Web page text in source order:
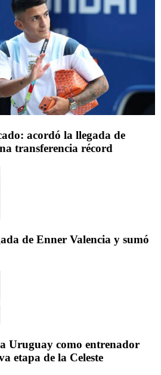
acordó la llegada de
transferencia récord
de Enner Valencia y sumó
Uruguay como entrenador
etapa de la Celeste